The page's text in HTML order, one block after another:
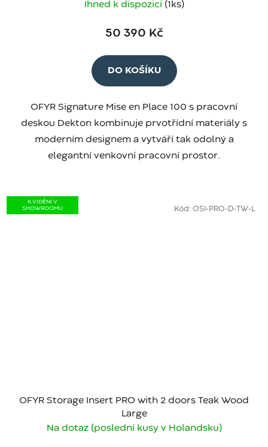
Ihned k dispozici (1 ks)
50 390 Kč
DO KOŠÍKU
OFYR Signature Mise en Place 100 s pracovní
deskou Dekton kombinuje prvotřídní materiály s
moderním designem a vytváří tak odolný a
elegantní venkovní pracovní prostor.
K VIDĚNÍ V
SHOWROOMU
OFYR Storage Insert PRO with 2 doors Teak Wood
Large
Na dotaz (poslední kusy v Holandsku)
Kód: OSI-PRO-D-TW-L